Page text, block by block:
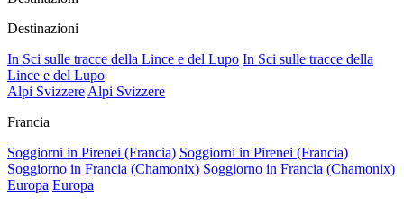
Destinazioni
In Sci sulle tracce della Lince e del Lupo In Sci sulle tracce della
Lince e del Lupo
Alpi Svizzere Alpi Svizzere
Francia
Soggiorni in Pirenei (Francia) Soggiorni in Pirenei (Francia)
Soggiorno in Francia (Chamonix) Soggiorno in Francia (Chamonix)
Europa Europa